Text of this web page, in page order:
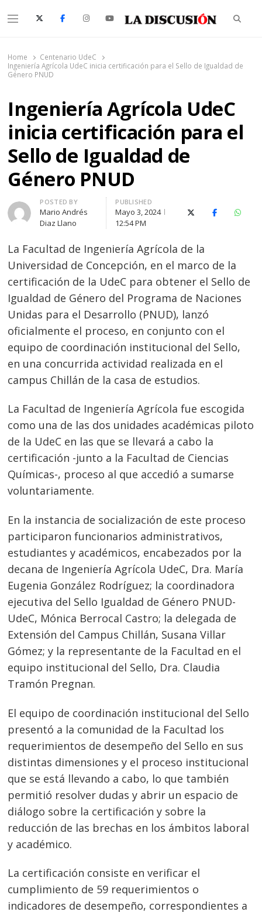
Menu
Home
Centenario UdeC
Ingeniería Agrícola UdeC inicia certificación para el Sello de Igualdad de
Género PNUD
Ingeniería Agrícola UdeC
inicia certificación para el
Sello de Igualdad de
Género PNUD
Author
POSTED BY
Mario Andrés
Diaz Llano
PUBLISHED
Mayo 3, 2024
12:54 PM
X (Twitter)Facebook
La Facultad de Ingeniería Agrícola de la
Universidad de Concepción, en el marco de la
certificación de la UdeC para obtener el Sello de
Igualdad de Género del Programa de Naciones
Unidas para el Desarrollo (PNUD), lanzó
oficialmente el proceso, en conjunto con el
equipo de coordinación institucional del Sello,
en una concurrida actividad realizada en el
campus Chillán de la casa de estudios.
La Facultad de Ingeniería Agrícola fue escogida
como una de las dos unidades académicas piloto
de la UdeC en las que se llevará a cabo la
certificación -junto a la Facultad de Ciencias
Químicas-, proceso al que accedió a sumarse
voluntariamente.
En la instancia de socialización de este proceso
participaron funcionarios administrativos,
estudiantes y académicos, encabezados por la
decana de Ingeniería Agrícola UdeC, Dra. María
Eugenia González Rodríguez; la coordinadora
ejecutiva del Sello Igualdad de Género PNUD-
UdeC, Mónica Berrocal Castro; la delegada de
Extensión del Campus Chillán, Susana Villar
Gómez; y la representante de la Facultad en el
equipo institucional del Sello, Dra. Claudia
Tramón Pregnan.
El equipo de coordinación institucional del Sello
presentó a la comunidad de la Facultad los
requerimientos de desempeño del Sello en sus
distintas dimensiones y el proceso institucional
que se está llevando a cabo, lo que también
permitió resolver dudas y abrir un espacio de
diálogo sobre la certificación y sobre la
reducción de las brechas en los ámbitos laboral
y académico.
La certificación consiste en verificar el
cumplimiento de 59 requerimientos o
indicadores de desempeño, correspondientes a